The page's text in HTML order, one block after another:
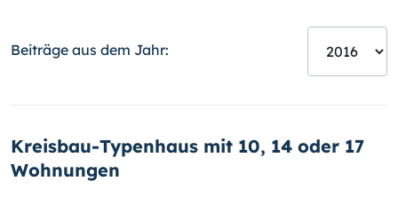
Beiträge aus dem Jahr:
Kreisbau-Typenhaus mit 10, 14 oder 17
Wohnungen